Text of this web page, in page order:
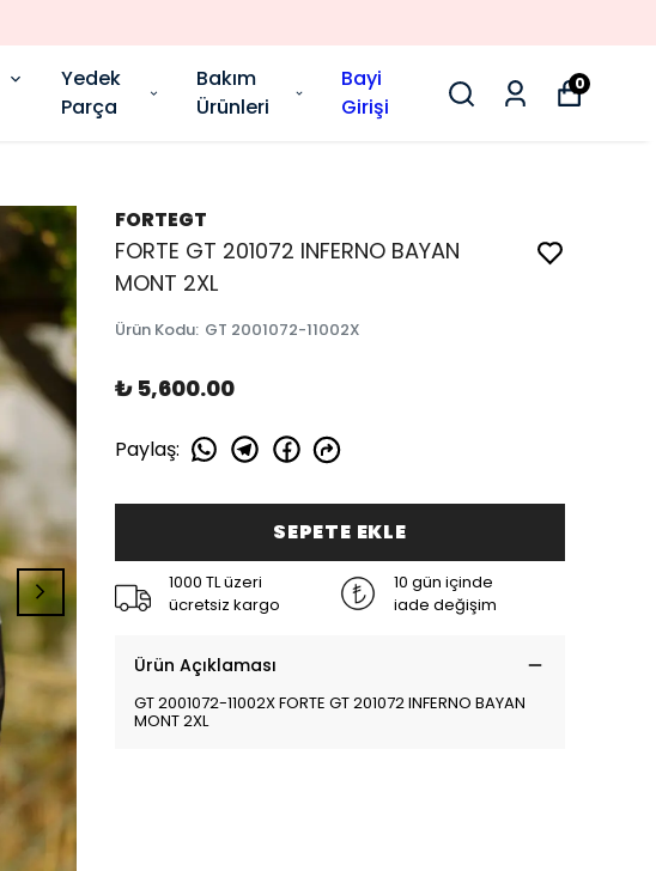
Yedek
Parça
Bakım
Ürünleri
Bayi
Girişi
0
FORTEGT
FORTE GT 201072 INFERNO BAYAN
MONT 2XL
Ürün Kodu: GT 2001072-11002X
₺ 5,600.00
Paylaş:
SEPETE EKLE
1000 TL üzeri
ücretsiz kargo
10 gün içinde
iade değişim
Ürün Açıklaması
GT 2001072-11002X FORTE GT 201072 INFERNO BAYAN
MONT 2XL